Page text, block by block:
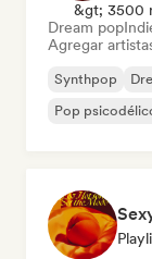
&gt; 3500
Dream pop
Agregar
Synthpop
Pop